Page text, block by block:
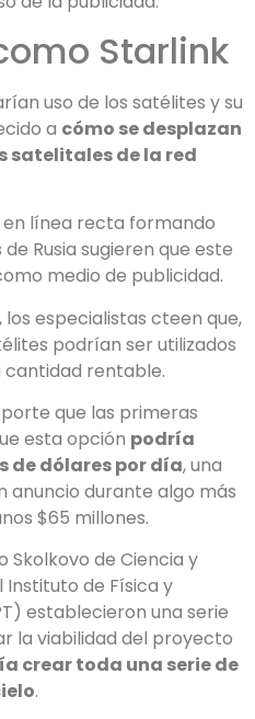
Starlink
uso de los satélites y su
a cómo se desplazan
satelitales de la red
línea recta formando
Rusia sugieren que este
medio de publicidad.
especialistas cteen que,
podrían ser utilizados
cantidad rentable.
que las primeras
esta opción podría
de dólares por día, una
anuncio durante algo más
$65 millones.
Skolkovo de Ciencia y
de Física y
establecieron una serie
la viabilidad del proyecto
crear toda una serie de
.